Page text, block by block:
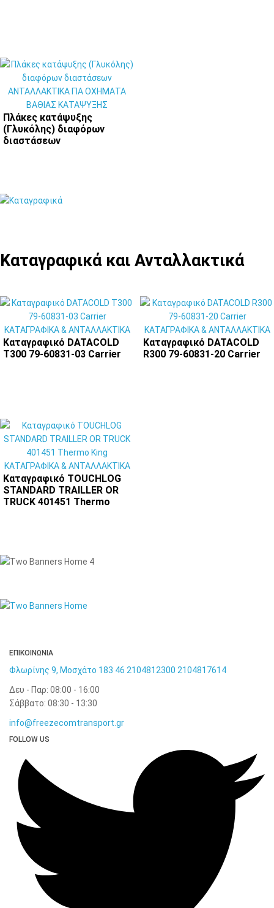
Πλάκες κατάψυξης
(Γλυκόλης) διαφόρων
διαστάσεων
Καταγραφικά και Ανταλλακτικά
Καταγραφικό DATACOLD
T300 79-60831-03 Carrier
Καταγραφικό DATACOLD
R300 79-60831-20 Carrier
Καταγραφικό TOUCHLOG
STANDARD TRAILLER OR
TRUCK 401451 Thermo
ΕΠΙΚΟΙΝΩΝΙΑ
Φλωρίνης 9, Μοσχάτο 183 46 2104812300 2104817614
Δευ - Παρ: 08:00 - 16:00
Σάββατο: 08:30 - 13:30
info@freezecomtransport.gr
FOLLOW US